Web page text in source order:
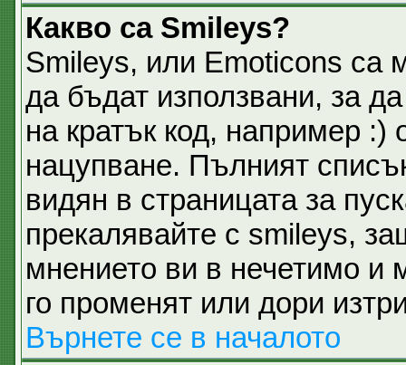
Какво са Smileys?
Smileys, или Emoticons са
да бъдат използвани, за
на кратък код, например :)
нацупване. Пълният
видян в страницата за
прекалявайте с smileys,
мнението ви в нечетимо и
го променят или дори
Върнете се в началото